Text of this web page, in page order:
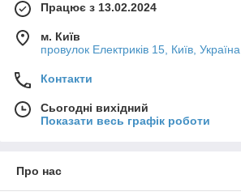
Працює з 13.02.2024
м. Київ
провулок Електриків 15, Київ, Україна
Контакти
Сьогодні вихідний
Показати весь графік роботи
Про нас